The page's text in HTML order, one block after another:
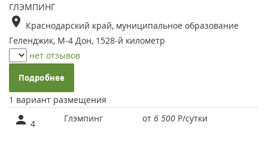
ГЛЭМПИНГ
Краснодарский край, муниципальное образование
Геленджик, М-4 Дон, 1528-й километр
нет отзывов
Подробнее
1 вариант размещения
4 Глэмпинг от 6 500 Р/сутки